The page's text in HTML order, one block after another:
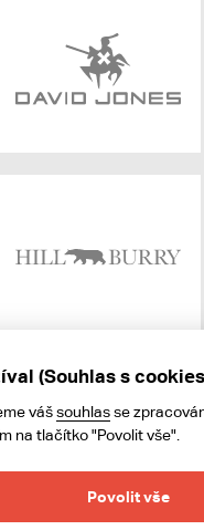
(Souhlas s
vášsouhlasse
na tlačítko "Povolit vše".
Povolit vše